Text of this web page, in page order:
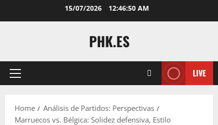
15/07/2026 12:46:52 AM
PHK.ES
Primary
LIVE
Home
Análisis de Partidos: Perspectivas
Marruecos vs. Bélgica: Solidez defensiva, Estilo